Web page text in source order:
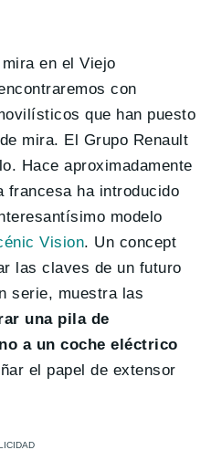
en el Viejo
con
que han puesto
mira. El Grupo Renault
Hace aproximadamente
francesa ha introducido
modelo
Vision. Un concept
las claves de un futuro
serie, muestra las
una pila de
a un coche eléctrico
el papel de extensor